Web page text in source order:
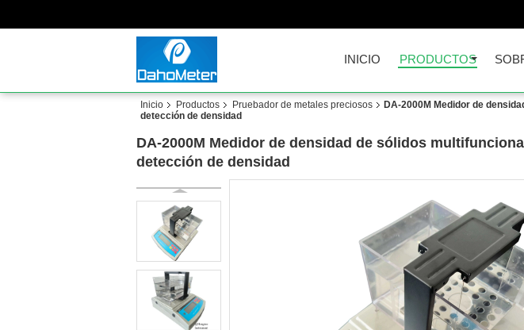
INICIO PRODUCTOS
Inicio Productos Pruebador de metales preciosos
DA-2000M Medidor de
detección de densidad
DA-2000M Medidor de densidad de sólidos
detección de densidad